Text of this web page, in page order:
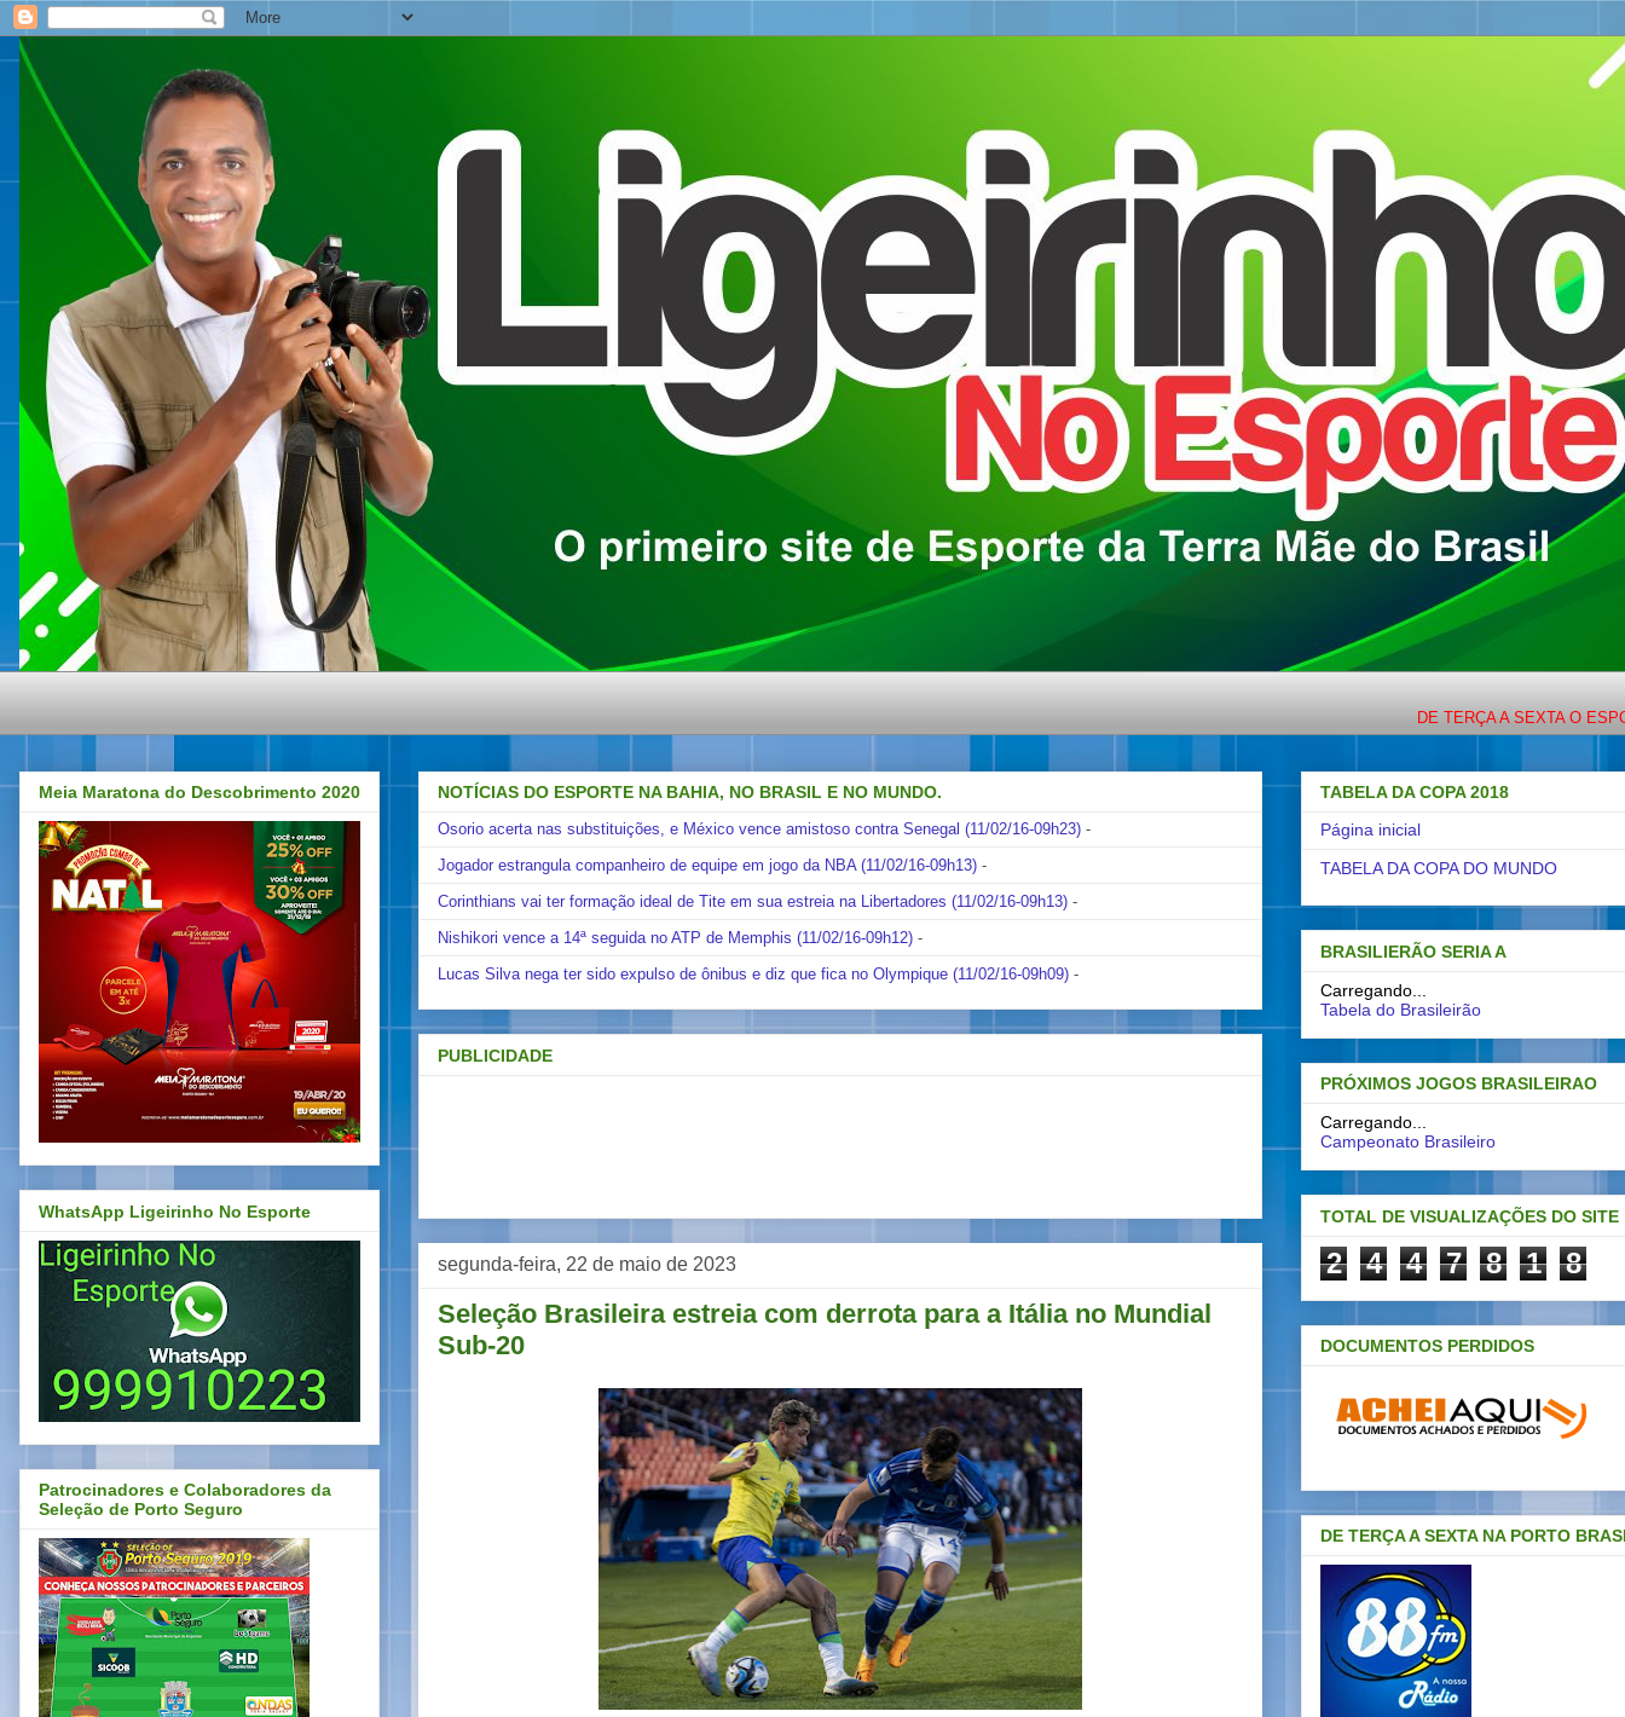
DE TERÇA A SEXTA O ESPORTE
NOTÍCIAS DO ESPORTE NA BAHIA, NO BRASIL E NO MUNDO.
Osorio acerta nas substituições, e México vence amistoso contra Senegal (11/02/16-09h23) -
Jogador estrangula companheiro de equipe em jogo da NBA (11/02/16-09h13) -
Corinthians vai ter formação ideal de Tite em sua estreia na Libertadores (11/02/16-09h13) -
Nishikori vence a 14ª seguida no ATP de Memphis (11/02/16-09h12) -
Lucas Silva nega ter sido expulso de ônibus e diz que fica no Olympique (11/02/16-09h09) -
PUBLICIDADE
segunda-feira, 22 de maio de 2023
Seleção Brasileira estreia com derrota para a Itália no Mundial
Sub-20
Meia Maratona do Descobrimento 2020
WhatsApp Ligeirinho No Esporte
Patrocinadores e Colaboradores da
Seleção de Porto Seguro
TABELA DA COPA 2018
Página inicial
TABELA DA COPA DO MUNDO
BRASILIERÃO SERIA A
Carregando...
Tabela do Brasileirão
PRÓXIMOS JOGOS BRASILEIRAO
Carregando...
Campeonato Brasileiro
TOTAL DE VISUALIZAÇÕES DO SITE
2 4 4 7 8 1 8
DOCUMENTOS PERDIDOS
DE TERÇA A SEXTA NA PORTO